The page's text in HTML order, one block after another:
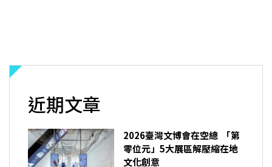
近期文章
2026臺灣文博會在空總 「第
零位元」5大展區解壓縮在地
文化創意